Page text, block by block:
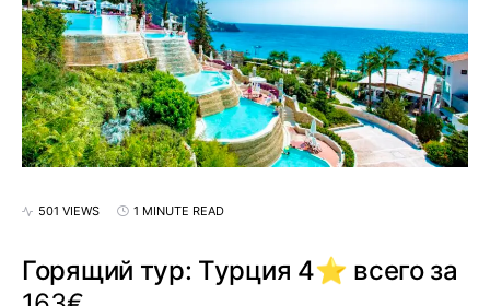
501 VIEWS 1 MINUTE READ
Горящий тур: Турция 4⭐️ всего за